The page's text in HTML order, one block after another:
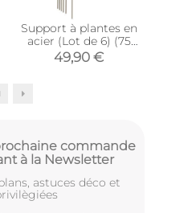
Support à plantes en
acier (Lot de 6) (75
cm)
49,90 €
commande
à la Newsletter
astuces déco et